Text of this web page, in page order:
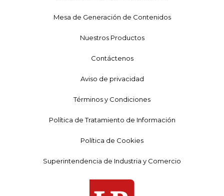
Mesa de Generación de Contenidos
Nuestros Productos
Contáctenos
Aviso de privacidad
Términos y Condiciones
Política de Tratamiento de Información
Política de Cookies
Superintendencia de Industria y Comercio